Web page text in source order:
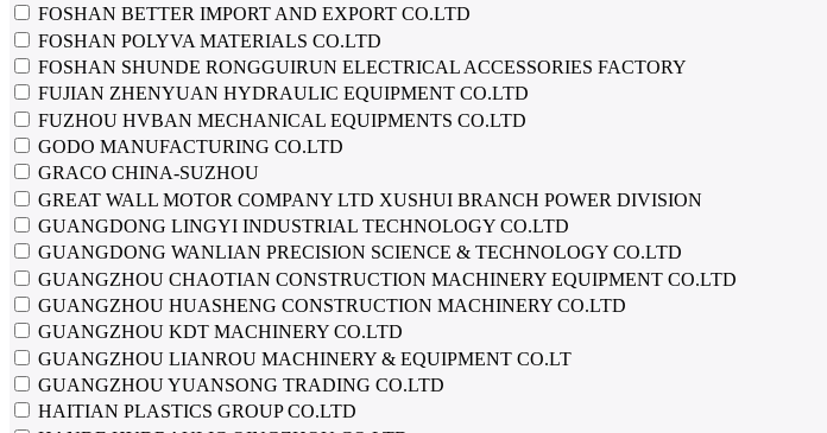
FOSHAN BETTER IMPORT AND EXPORT CO.LTD
FOSHAN POLYVA MATERIALS CO.LTD
FOSHAN SHUNDE RONGGUIRUN ELECTRICAL ACCESSORIES FACTORY
FUJIAN ZHENYUAN HYDRAULIC EQUIPMENT CO.LTD
FUZHOU HVBAN MECHANICAL EQUIPMENTS CO.LTD
GODO MANUFACTURING CO.LTD
GRACO CHINA-SUZHOU
GREAT WALL MOTOR COMPANY LTD XUSHUI BRANCH POWER DIVISION
GUANGDONG LINGYI INDUSTRIAL TECHNOLOGY CO.LTD
GUANGDONG WANLIAN PRECISION SCIENCE & TECHNOLOGY CO.LTD
GUANGZHOU CHAOTIAN CONSTRUCTION MACHINERY EQUIPMENT CO.LTD
GUANGZHOU HUASHENG CONSTRUCTION MACHINERY CO.LTD
GUANGZHOU KDT MACHINERY CO.LTD
GUANGZHOU LIANROU MACHINERY & EQUIPMENT CO.LT
GUANGZHOU YUANSONG TRADING CO.LTD
HAITIAN PLASTICS GROUP CO.LTD